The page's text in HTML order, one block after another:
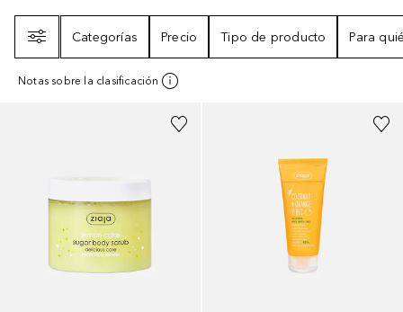
Categorías
Precio Tipo de producto Para
Notas sobre la clasificación